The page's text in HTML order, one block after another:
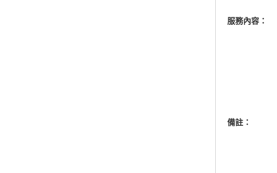
服務內容：
備註：